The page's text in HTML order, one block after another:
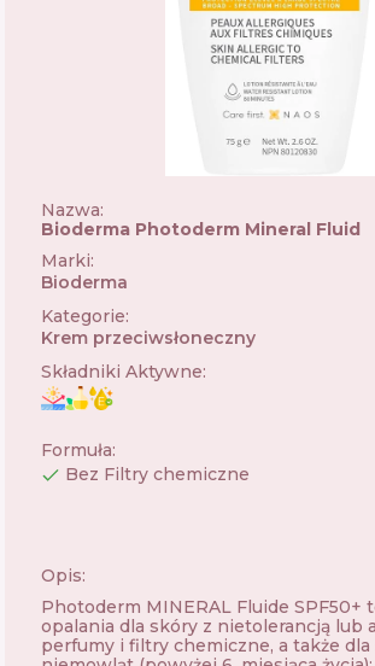
Nazwa:
Bioderma Photoderm Mineral Fluid
Marki:
Bioderma
Kategorie:
Krem przeciwsłoneczny
Składniki Aktywne:
Formuła:
Bez Filtry chemiczne
Opis:
Photoderm MINERAL Fluide SPF50+
opalania dla skóry z nietolerancją lub
perfumy i filtry chemiczne, a także